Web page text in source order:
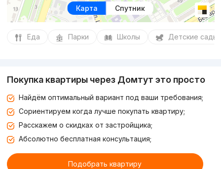
Карта Спутник
Еда Парки Школы Детские сады
Покупка квартиры через Домтут это просто
Найдём оптимальный вариант под ваши требования;
Сориентируем когда лучше покупать квартиру;
Расскажем о скидках от застройщика;
Абсолютно бесплатная консультация;
Подобрать квартиру